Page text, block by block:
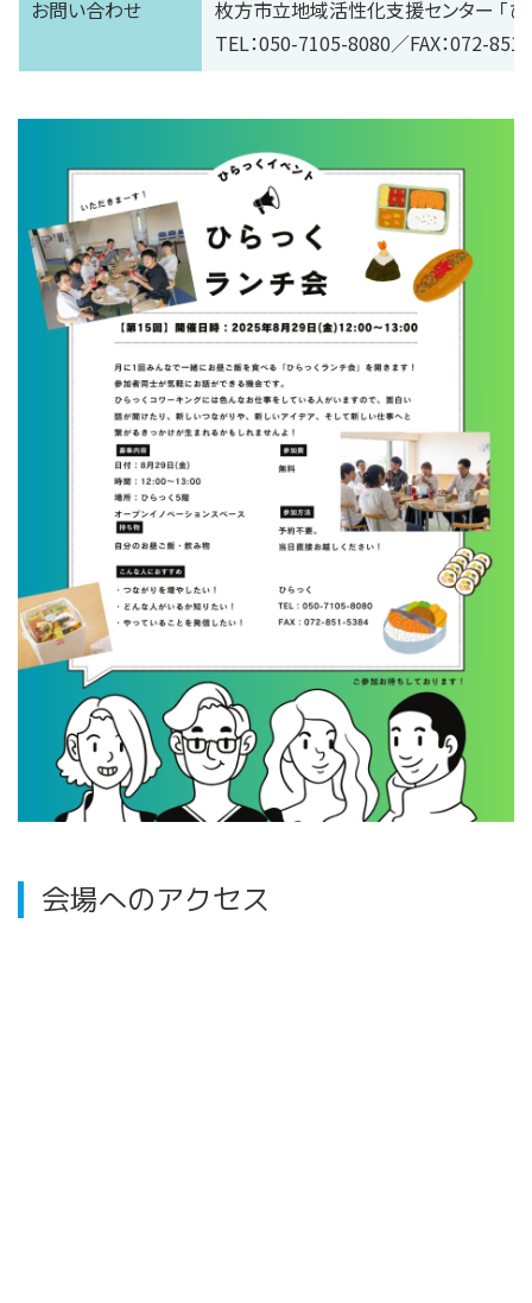
お問い合わせ
枚方市立地域活性化支援センター 「
TEL：050-7105-8080／FAX：072-
会場へのアクセス